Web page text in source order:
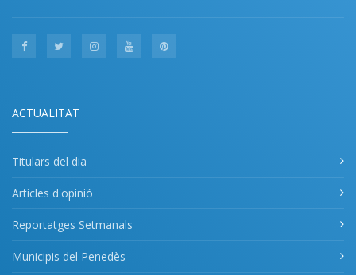
ACTUALITAT
Titulars del dia
Articles d'opinió
Reportatges Setmanals
Municipis del Penedès